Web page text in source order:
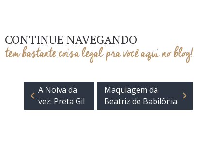
CONTINUE NAVEGANDO
tem bastante coisa legal pra você aqui no blog!
A Noiva da
vez: Preta Gil
Maquiagem da
Beatriz de Babilônia